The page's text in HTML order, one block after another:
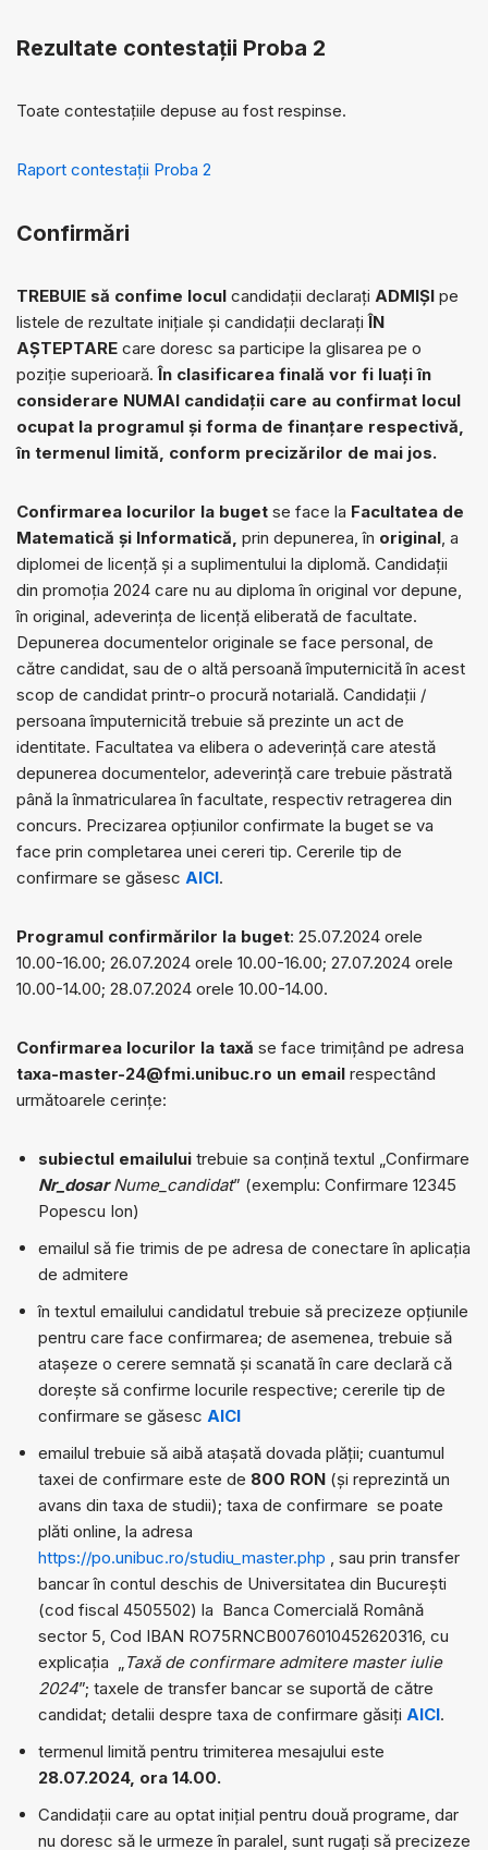
Rezultate contestații Proba 2
Toate contestațiile depuse au fost respinse.
Raport contestații Proba 2
Confirmări
TREBUIE să confime locul candidații declarați ADMIȘI pe
listele de rezultate inițiale și candidații declarați ÎN
AȘTEPTARE care doresc sa participe la glisarea pe o
poziție superioară.În clasificarea finală vor fi luați în
considerare NUMAI candidații care au confirmat locul
ocupat la programul și forma de finanțare respectivă,
în termenul limită, conform precizărilor de mai jos.
Confirmarea locurilor la buget se face la Facultatea de
Matematică și Informatică, prin depunerea, în original, a
diplomei de licență și a suplimentului la diplomă. Candidații
din promoția 2024 care nu au diploma în original vor depune,
în original, adeverința de licență eliberată de facultate.
Depunerea documentelor originale se face personal, de
către candidat, sau de o altă persoană împuternicită în acest
scop de candidat printr-o procură notarială. Candidații /
persoana împuternicită trebuie să prezinte un act de
identitate. Facultatea va elibera o adeverință care atestă
depunerea documentelor, adeverință care trebuie păstrată
până la înmatricularea în facultate, respectiv retragerea din
concurs. Precizarea opțiunilor confirmate la buget se va
face prin completarea unei cereri tip. Cererile tip de
confirmare se găsesc AICI.
Programul confirmărilor la buget: 25.07.2024 orele
10.00-16.00; 26.07.2024 orele 10.00-16.00; 27.07.2024 orele
10.00-14.00; 28.07.2024 orele 10.00-14.00.
Confirmarea locurilor la taxă se face trimițând pe adresa
taxa-master-24@fmi.unibuc.ro un email respectând
următoarele cerințe:
subiectul emailului trebuie sa conțină textul „Confirmare
Nr_dosarNume_candidat” (exemplu: Confirmare 12345
Popescu Ion)
emailul să fie trimis de pe adresa de conectare în aplicația
de admitere
în textul emailului candidatul trebuie să precizeze opțiunile
pentru care face confirmarea; de asemenea, trebuie să
atașeze o cerere semnată și scanată în care declară că
dorește să confirme locurile respective; cererile tip de
confirmare se găsesc AICI
emailul trebuie să aibă atașată dovada plății; cuantumul
taxei de confirmare este de 800 RON (și reprezintă un
avans din taxa de studii); taxa de confirmare se poate
plăti online, la adresa
https://po.unibuc.ro/studiu_master.php , sau prin transfer
bancar în contul deschis de Universitatea din București
(cod fiscal 4505502) la Banca Comercială Română
sector 5, Cod IBAN RO75RNCB0076010452620316, cu
explicația „Taxă de confirmare admitere master iulie
2024”; taxele de transfer bancar se suportă de către
candidat; detalii despre taxa de confirmare găsiți AICI.
termenul limită pentru trimiterea mesajului este
28.07.2024, ora 14.00.
Candidații care au optat inițial pentru două programe, dar
nu doresc să le urmeze în paralel, sunt rugați să precizeze